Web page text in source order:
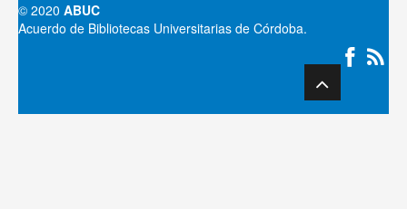
© 2020 ABUC
Acuerdo de Bibliotecas Universitarias de Córdoba.